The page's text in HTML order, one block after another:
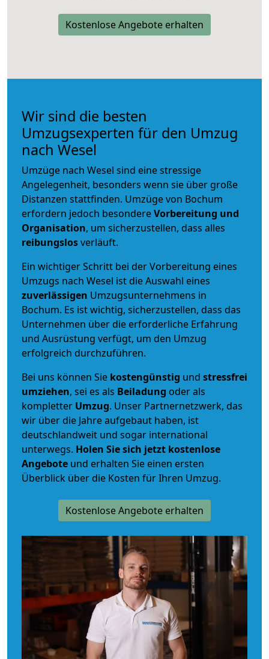
Kostenlose Angebote erhalten
Wir sind die besten
Umzugsexperten für den Umzug
nach Wesel
Umzüge nach Wesel sind eine stressige
Angelegenheit, besonders wenn sie über große
Distanzen stattfinden. Umzüge von Bochum
erfordern jedoch besondereVorbereitung und
Organisation, um sicherzustellen, dass alles
reibungslosverläuft.
Ein wichtiger Schritt bei der Vorbereitung eines
Umzugs nach Wesel ist die Auswahl eines
zuverlässigen Umzugsunternehmens in
Bochum. Es ist wichtig, sicherzustellen, dass das
Unternehmen über die erforderliche Erfahrung
und Ausrüstung verfügt, um den Umzug
erfolgreich durchzuführen.
Bei uns können Sie kostengünstig und stressfrei
umziehen, sei es als Beiladung oder als
kompletter Umzug. Unser Partnernetzwerk, das
wir über die Jahre aufgebaut haben, ist
deutschlandweit und sogar international
unterwegs. Holen Sie sich jetzt kostenlose
Angebote und erhalten Sie einen ersten
Überblick über die Kosten für Ihren Umzug.
Kostenlose Angebote erhalten